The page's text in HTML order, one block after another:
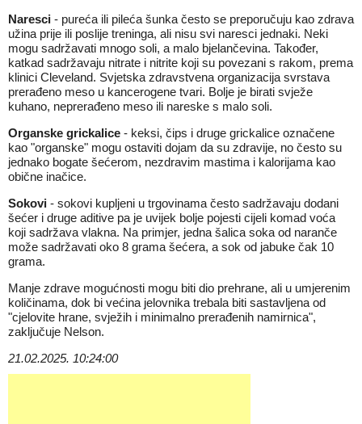
Naresci - pureća ili pileća šunka često se preporučuju kao zdrava
užina prije ili poslije treninga, ali nisu svi naresci jednaki. Neki
mogu sadržavati mnogo soli, a malo bjelančevina. Također,
katkad sadržavaju nitrate i nitrite koji su povezani s rakom, prema
klinici Cleveland. Svjetska zdravstvena organizacija svrstava
prerađeno meso u kancerogene tvari. Bolje je birati svježe
kuhano, neprerađeno meso ili nareske s malo soli.
Organske grickalice - keksi, čips i druge grickalice označene
kao "organske" mogu ostaviti dojam da su zdravije, no često su
jednako bogate šećerom, nezdravim mastima i kalorijama kao
obične inačice.
Sokovi - sokovi kupljeni u trgovinama često sadržavaju dodani
šećer i druge aditive pa je uvijek bolje pojesti cijeli komad voća
koji sadržava vlakna. Na primjer, jedna šalica soka od naranče
može sadržavati oko 8 grama šećera, a sok od jabuke čak 10
grama.
Manje zdrave mogućnosti mogu biti dio prehrane, ali u umjerenim
količinama, dok bi većina jelovnika trebala biti sastavljena od
"cjelovite hrane, svježih i minimalno prerađenih namirnica",
zaključuje Nelson.
21.02.2025. 10:24:00